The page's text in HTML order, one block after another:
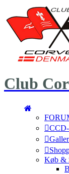
Club
Køb &